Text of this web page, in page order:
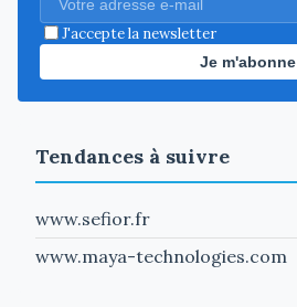
J'accepte la newsletter
Je m'abonne
Tendances à suivre
www.sefior.fr
www.maya-technologies.com